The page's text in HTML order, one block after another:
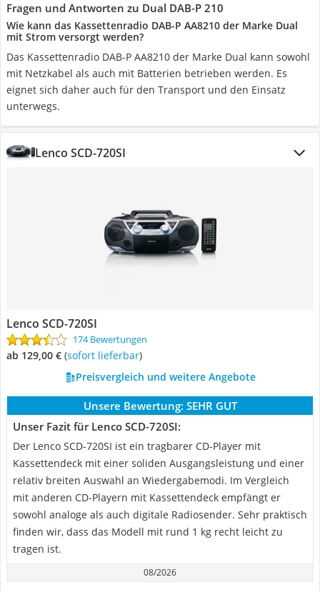
Fragen und Antworten zu Dual DAB-P 210
Wie kann das Kassettenradio DAB-P AA8210 der Marke Dual
mit Strom versorgt werden?
Das Kassettenradio DAB-P AA8210 der Marke Dual kann sowohl
mit Netzkabel als auch mit Batterien betrieben werden. Es
eignet sich daher auch für den Transport und den Einsatz
unterwegs.
Lenco SCD-720SI
Lenco SCD-720SI
174 Bewertungen
ab 129,00 € ( Sofort lieferbar)
Preisvergleich und weitere Angebote
Unsere Bewertung: SEHR GUT
Unser Fazit für Lenco SCD-720SI:
Der Lenco SCD-720SI ist ein tragbarer CD-Player mit
Kassettendeck mit einer soliden Ausgangsleistung und einer
relativ breiten Auswahl an Wiedergabemodi. Im Vergleich
mit anderen CD-Playern mit Kassettendeck empfängt er
sowohl analoge als auch digitale Radiosender. Sehr praktisch
finden wir, dass das Modell mit rund 1 kg recht leicht zu
tragen ist.
08/2026